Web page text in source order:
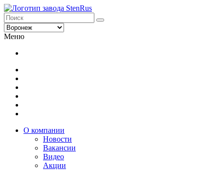
Меню
О компании
Новости
Вакансии
Видео
Акции